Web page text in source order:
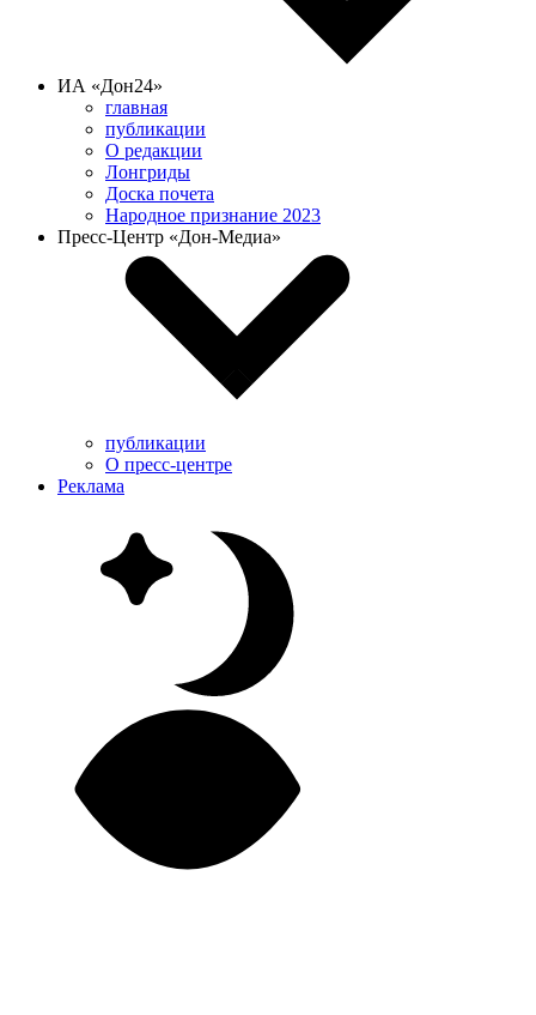
ИА «Дон24»
главная
публикации
О редакции
Лонгриды
Доска почета
Народное признание 2023
Пресс-Центр «Дон-Медиа»
публикации
О пресс-центре
Реклама